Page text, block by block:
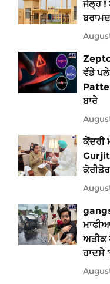
ਜੇਲ੍ਹ !
ਵੱਡੇ
ਬਾਰੇ
ਕੇਂਦਰੀ
ਅਤੀਕ
ਹਾਦਸੇ